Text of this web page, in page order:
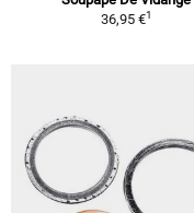
36,95 €1